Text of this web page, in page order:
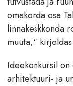
omakorda osa
linnakeskkonda
muuta,“
Ideekonkursil on
arhitektuuri- ja